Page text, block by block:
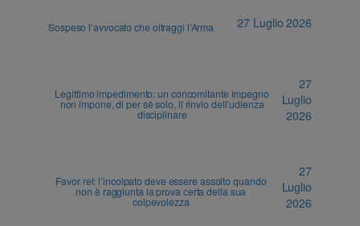
Sospeso l’avvocato che oltraggi l’Arma 27 Luglio 2026
Legittimo impedimento: un concomitante impegno
non impone, di per sè solo, il rinvio dell’udienza
disciplinare
27
Luglio
2026
Favor rei: l’incolpato deve essere assolto quando
non è raggiunta la prova certa della sua
colpevolezza
27
Luglio
2026